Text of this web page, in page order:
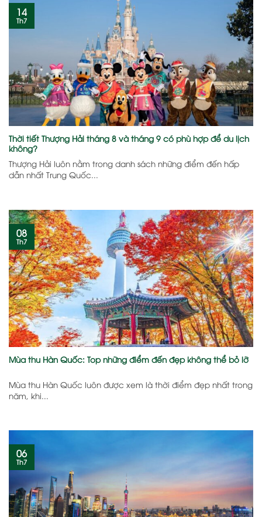
Thời tiết Thượng Hải tháng 8 và tháng 9 có phù hợp để du lịch
không?
Thượng Hải luôn nằm trong danh sách những điểm đến hấp
dẫn nhất Trung Quốc...
14
Th7
Mùa thu Hàn Quốc: Top những điểm đến đẹp không thể bỏ lỡ
Mùa thu Hàn Quốc luôn được xem là thời điểm đẹp nhất trong
năm, khi...
08
Th7
06
Th7